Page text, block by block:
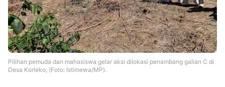
Pilihan pemuda dan mahasiswa gelar aksi dilokasi penambang galian C di
Desa Korleko, (Foto: Istimewa/MP).